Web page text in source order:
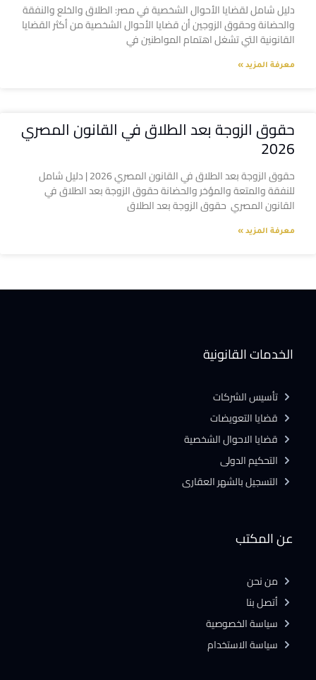
دليل شامل لقضايا الأحوال الشخصية في مصر: الطلاق والخلع والنفقة
والحضانة وحقوق الزوجين أن قضايا الأحوال الشخصية من أكثر القضايا
القانونية التي تشغل اهتمام المواطنين في
معرفة المزيد »
حقوق الزوجة بعد الطلاق في القانون المصري
2026
حقوق الزوجة بعد الطلاق في القانون المصري 2026 | دليل شامل
للنفقة والمتعة والمؤخر والحضانة حقوق الزوجة بعد الطلاق في
القانون المصري حقوق الزوجة بعد الطلاق
معرفة المزيد »
عن المكتب
من نحن
أتصل بنا
سياسة الخصوصية
سياسة الاستخدام
الخدمات القانونية
تأسيس الشركات
قضايا التعويضات
قضايا الاحوال الشخصية
التحكيم الدولى
التسجيل بالشهر العقارى